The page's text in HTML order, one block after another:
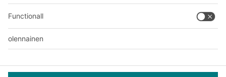
+358 1 0324 6510
Suunnittelu ja toteutus+ | LOUISINTERNET